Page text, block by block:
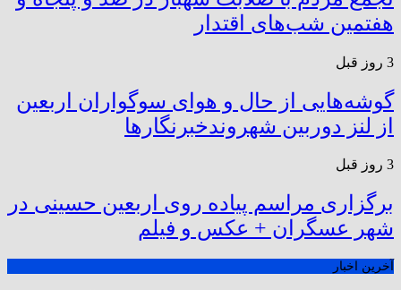
هفتمین شب‌های اقتدار
3 روز قبل
گوشه‌هایی از حال و هوای سوگواران اربعین
از لنز دوربین شهروندخبرنگار‌ها
3 روز قبل
برگزاری مراسم پیاده روی اربعین حسینی در
شهر عسگران + عکس و فیلم
آخرین اخبار